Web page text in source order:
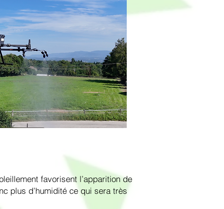
favorisent l’apparition de
plus d’humidité ce qui sera très